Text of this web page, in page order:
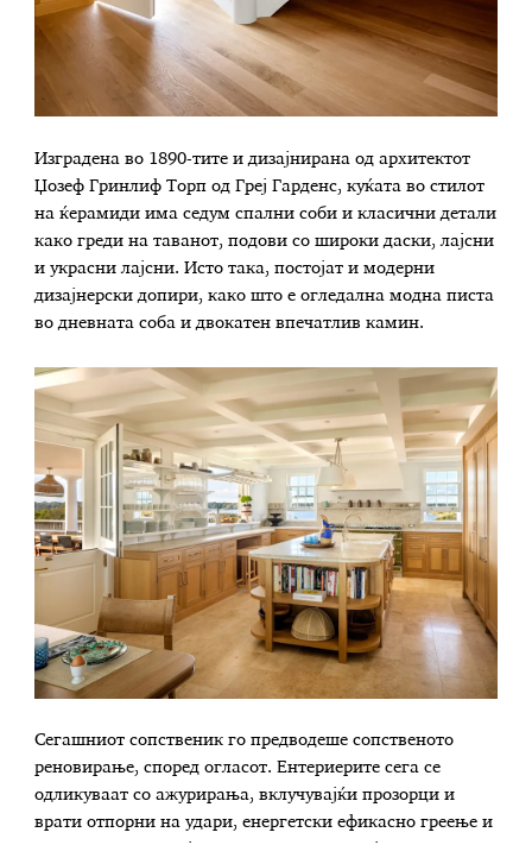
Изградена во 1890-тите и дизајнирана од архитектот
Џозеф Гринлиф Торп од Греј Гарденс, куќата во стилот
на ќерамиди има седум спални соби и класични детали
како греди на таванот, подови со широки даски, лајсни
и украсни лајсни. Исто така, постојат и модерни
дизајнерски допири, како што е огледална модна писта
во дневната соба и двокатен впечатлив камин.
Сегашниот сопственик го предводеше сопственото
реновирање, според огласот. Ентериерите сега се
одликуваат со ажурирања, вклучувајќи прозорци и
врати отпорни на удари, енергетски ефикасно греење и